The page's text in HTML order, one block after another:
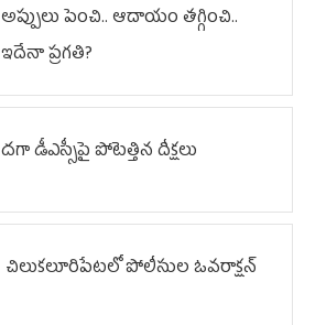
అప్పులు పెంచి.. ఆదాయం తగ్గించి..
ఇదేనా ప్రగతి?
దగా డీఎస్సీపై పోటెత్తిన దీక్షలు
చిలుక‌లూరిపేట‌లో పోలీసుల ఓవ‌రాక్ష‌న్‌